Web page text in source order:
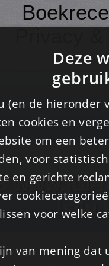
Is4u
Deze
(en de
cookies en
om een
voor
en gerichte
voor welke
van mening dat